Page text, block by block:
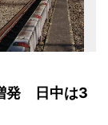
発 日中は3